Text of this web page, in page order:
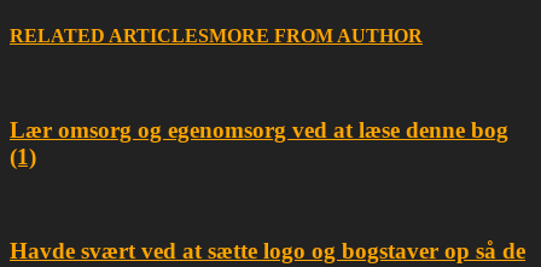
RELATED ARTICLESMORE FROM AUTHOR
Lær omsorg og egenomsorg ved at læse denne bog
(1)
Havde svært ved at sætte logo og bogstaver op så de